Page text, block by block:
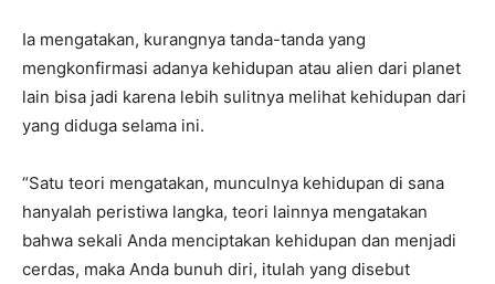
Ia mengatakan, kurangnya tanda-tanda yang
mengkonfirmasi adanya kehidupan atau alien dari planet
lain bisa jadi karena lebih sulitnya melihat kehidupan dari
yang diduga selama ini.
“Satu teori mengatakan, munculnya kehidupan di sana
hanyalah peristiwa langka, teori lainnya mengatakan
bahwa sekali Anda menciptakan kehidupan dan menjadi
cerdas, maka Anda bunuh diri, itulah yang disebut